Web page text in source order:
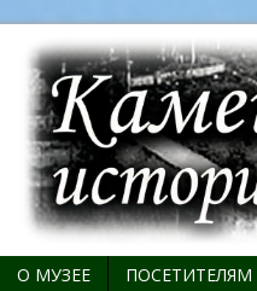
О МУЗЕЕ ПОСЕТИТЕЛЯМ